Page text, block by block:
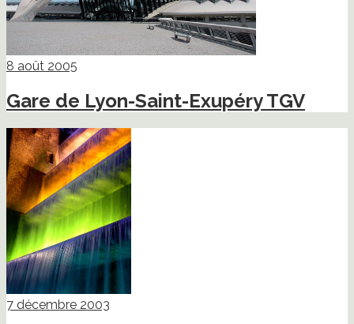
8 août 2005
Gare de Lyon-Saint-Exupéry TGV
7 décembre 2003